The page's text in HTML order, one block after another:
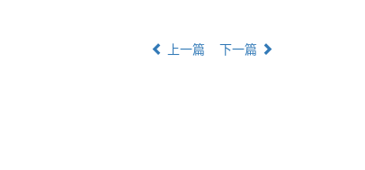
上一篇 下一篇